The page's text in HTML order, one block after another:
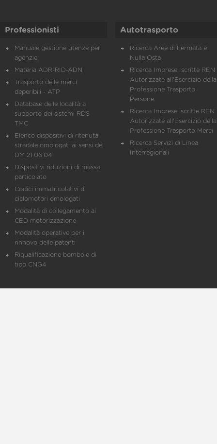
Professionisti
Manuale gestione utenze per
agenzie
Materia ADR-RID-ADN
Trasporto delle merci
deperibili - ATP
Database delle località a
supporto dei sistemi RDS
TMC
Elenco dispositivi di ritenuta
stradale omologati ai sensi del
DM 21.06.04
Dispositivi riduzioni di massa
particolato
Codici immatricolativi di
ciclomotori omologati
Modalità di collegamento al
CED motorizzazione
Modalità operative per il
rinnovo delle patenti
Riqualificazione bombole di
tipo CNG4
Autotrasporto
Ricerca Aree di Fermata e
Nulla Osta
Ricerca Imprese Iscritte REN
Autorizzate all'Esercizio della
Professione Trasporto
Persone
Ricerca Imprese iscritte REN
Autorizzate all'Esercizio della
Professione Trasporto Merci
Ricerca Servizi di Linea
Interregionali